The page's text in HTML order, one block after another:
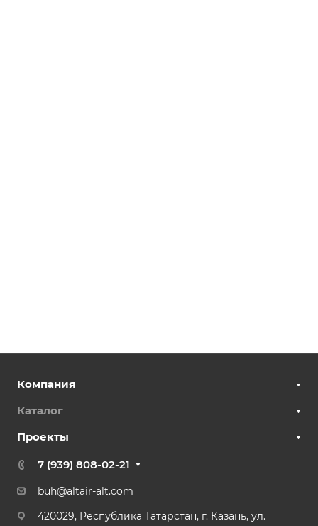
Компания
Каталог
Проекты
7 (939) 808-02-21
buh@altair-alt.com
420029, Республика Татарстан, г. Казань, ул.